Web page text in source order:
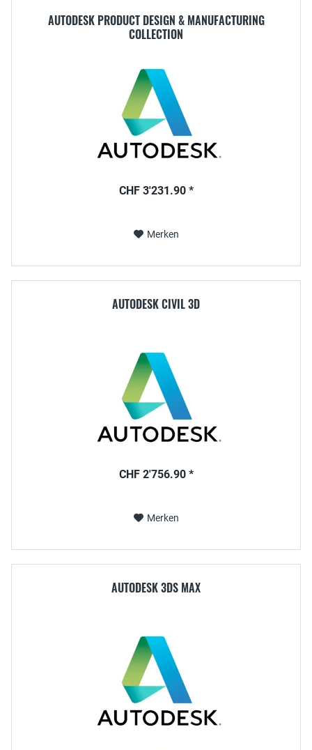
AUTODESK PRODUCT DESIGN & MANUFACTURING
COLLECTION
CHF 3'231.90 *
Merken
AUTODESK CIVIL 3D
CHF 2'756.90 *
Merken
AUTODESK 3DS MAX